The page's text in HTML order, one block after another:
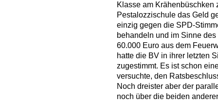
Klasse am Krähenbüschken
Pestalozzischule das Geld
einzig gegen die SPD-
behandeln und im Sinne
60.000 Euro aus dem
hatte die BV in ihrer letzten
zugestimmt. Es ist schon
versuchte, den
Noch dreister aber der
noch über die beiden